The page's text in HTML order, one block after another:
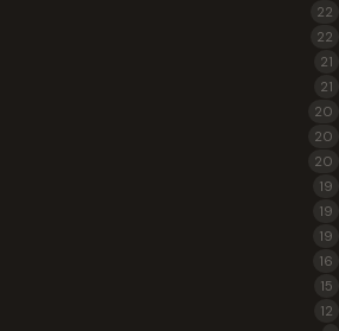
22
22
21
21
20
20
20
19
19
19
16
15
12